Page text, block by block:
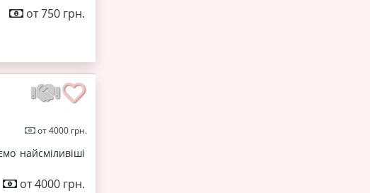
от 750 грн.
от 4000 грн.
найсміливіші
от 4000 грн.